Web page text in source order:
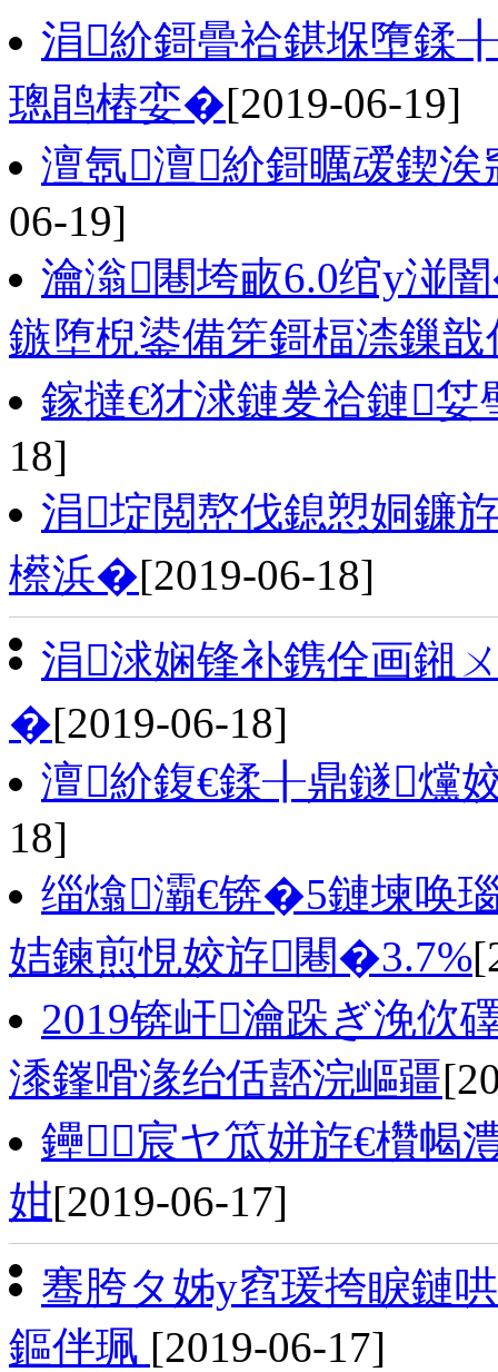
涓紒鎶曡祫鍖堢墮鍒
璁鹃樁娈�[2019-06-19]
澶氬澶紒鎶曞叆鍥
06-19]
瀹滃闀垮畞6.0绾у湴
鏃堕棿鍙備笌鎶楅渿鏁戠
鎵撻€犲浗鏈夎祫鏈姇
18]
涓埞閲嶅伐鎴愬姛鐮
櫒浜�[2019-06-18]
涓浗娴锋补鎸佺画鎺
�[2019-06-18]
澶紒鍑€鍒╂鼎鐩爣
18]
缁熻灞€锛�5鏈堜唤
姞鍊煎悓姣斿闀�3.7%
2019锛屽瀹跺ぎ浼佽
潻鎽嗗湪绐佸嚭浣嶇疆
鑸┖宸ヤ笟姘斿€欑幆
姏[2019-06-17]
骞胯タ姊у窞瑗挎睙鏈
鏂伴珮 [2019-06-17]